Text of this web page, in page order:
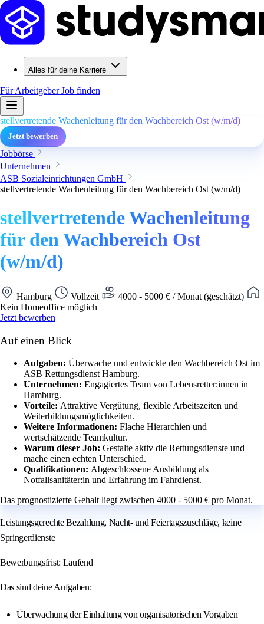
Alles für deine Karriere
Für ArbeitgeberJob finden
stellvertretende Wachenleitung für den Wachbereich Ost (w/m/d)
Jetzt bewerben
Jobbörse
Unternehmen
ASB Sozialeinrichtungen GmbH
stellvertretende Wachenleitung für den Wachbereich Ost (w/m/d)
stellvertretende Wachenleitung
für den Wachbereich Ost
(w/m/d)
Hamburg Vollzeit
4000 - 5000 € / Monat (geschätzt)
Kein Homeoffice möglich
Jetzt bewerben
Auf einen Blick
Aufgaben: Überwache und entwickle den Wachbereich Ost im
ASB Rettungsdienst Hamburg.
Unternehmen: Engagiertes Team von Lebensretter:innen in
Hamburg.
Vorteile: Attraktive Vergütung, flexible Arbeitszeiten und
Weiterbildungsmöglichkeiten.
Weitere Informationen: Flache Hierarchien und
wertschätzende Teamkultur.
Warum dieser Job: Gestalte aktiv die Rettungsdienste und
mache einen echten Unterschied.
Qualifikationen: Abgeschlossene Ausbildung als
Notfallsanitäter:in und Erfahrung im Fahrdienst.
Das prognostizierte Gehalt liegt zwischen 4000 - 5000 € pro Monat.
Leistungsgerechte Bezahlung, Nacht- und Feiertagszuschläge, keine
Springerdienste
Bewerbungsfrist: Laufend
Das sind deine Aufgaben:
Überwachung der Einhaltung von organisatorischen Vorgaben